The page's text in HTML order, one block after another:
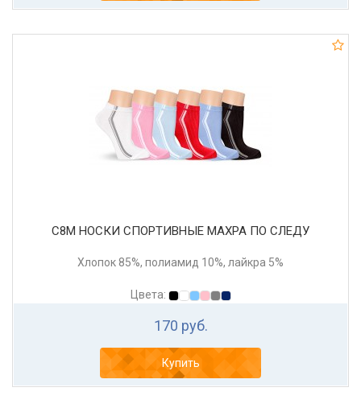
С8М НОСКИ СПОРТИВНЫЕ МАХРА ПО СЛЕДУ
Хлопок 85%, полиамид 10%, лайкра 5%
Цвета:
170 руб.
Купить